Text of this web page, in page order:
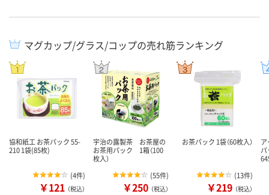
マグカップ/グラス/コップの売れ筋ランキング
協和紙工 お茶パック 55-
210 1袋(85枚)
(4件)
￥121 （税込）
宇治の露製茶 お茶屋の
お茶用パック 1箱（100
枚入）
(55件)
￥250 （税込）
お茶パック 1袋（60枚入）
(13件)
￥219 （税込）
ア